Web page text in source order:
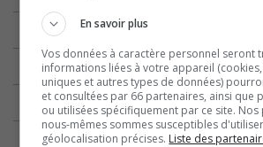
En savoir plus
Vos données à caractère personnel seront
informations liées à votre appareil
uniques et autres types de données)
et consultées par 66 partenaires, ainsi que
ou utilisées spécifiquement par ce site.
nous-mêmes sommes susceptibles
géolocalisation précises. Liste des